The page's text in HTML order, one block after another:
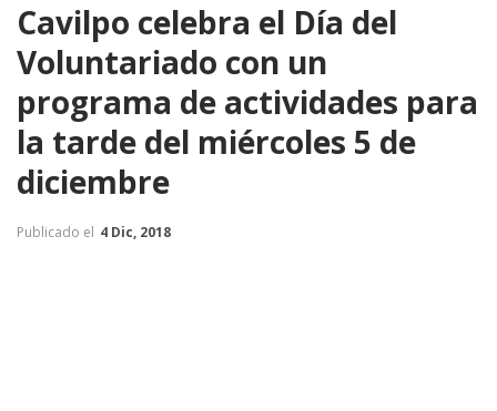
Cavilpo celebra el Día del
Voluntariado con un
programa de actividades para
la tarde del miércoles 5 de
diciembre
Publicado el 4 Dic, 2018